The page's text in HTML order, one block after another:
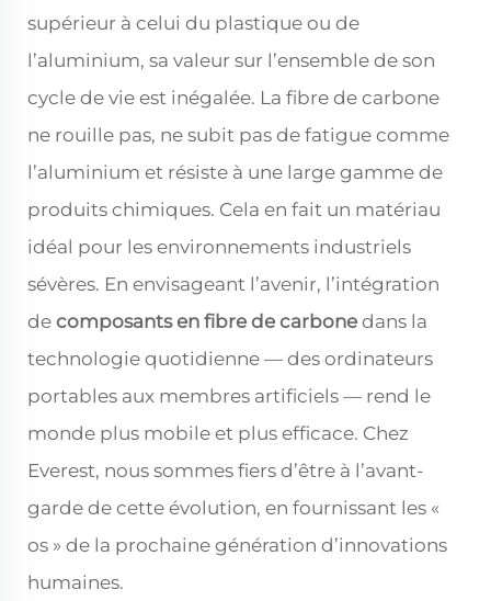
supérieur à celui du plastique ou de
l’aluminium, sa valeur sur l’ensemble de son
cycle de vie est inégalée. La fibre de carbone
ne rouille pas, ne subit pas de fatigue comme
l’aluminium et résiste à une large gamme de
produits chimiques. Cela en fait un matériau
idéal pour les environnements industriels
sévères. En envisageant l’avenir, l’intégration
de composants en fibre de carbone dans la
technologie quotidienne — des ordinateurs
portables aux membres artificiels — rend le
monde plus mobile et plus efficace. Chez
Everest, nous sommes fiers d’être à l’avant-
garde de cette évolution, en fournissant les «
os » de la prochaine génération d’innovations
humaines.